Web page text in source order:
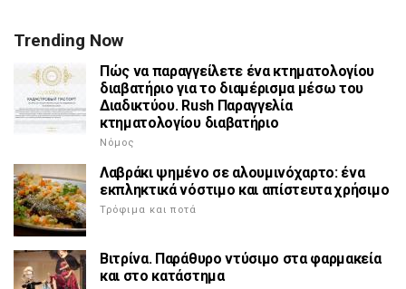
Trending Now
Πώς να παραγγείλετε ένα κτηματολογίου
διαβατήριο για το διαμέρισμα μέσω του
Διαδικτύου. Rush Παραγγελία
κτηματολογίου διαβατήριο
Νόμος
Λαβράκι ψημένο σε αλουμινόχαρτο: ένα
εκπληκτικά νόστιμο και απίστευτα χρήσιμο
Τρόφιμα και ποτά
Βιτρίνα. Παράθυρο ντύσιμο στα φαρμακεία
και στο κατάστημα